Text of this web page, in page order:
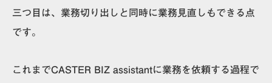
三つ目は、 業務切り出しと同時に業務見直しもできる 点
です。
これまでCASTER BIZ assistantに業務を依頼する過程で